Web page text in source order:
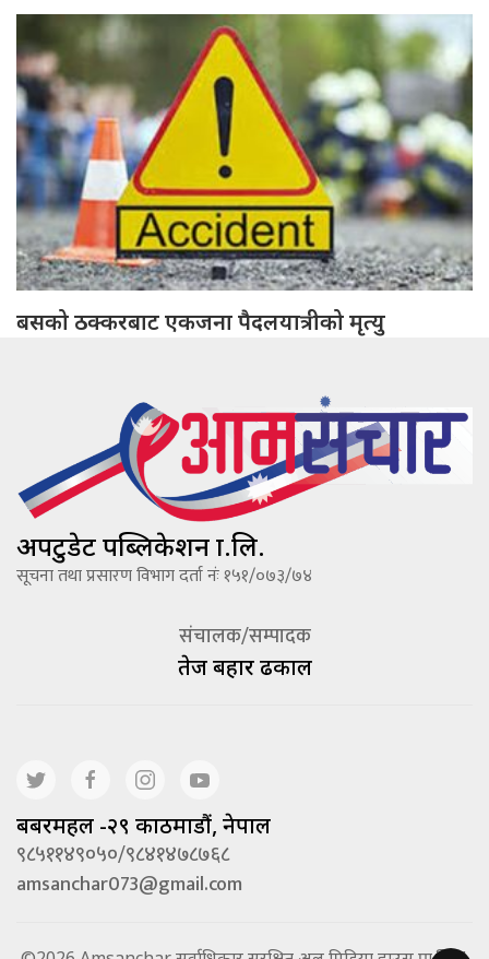
बसको ठक्करबाट एकजना पैदलयात्रीको मृत्यु
अपटुडेट पब्लिकेशन प्रा.लि.
सूचना तथा प्रसारण विभाग दर्ता नंः १५१/०७३/७४
संचालक/सम्पादक
तेज बहादूर ढकाल
बबरमहल -२९ काठमाडौं, नेपाल
९८५११४९०५०/९८४१४७८७६८
amsanchar073@gmail.com